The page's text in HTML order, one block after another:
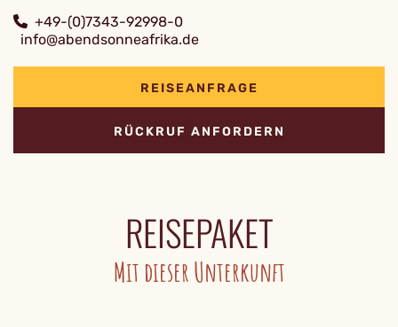
+49-(0)7343-92998-0
info@abendsonneafrika.de
REISEANFRAGE
RÜCKRUF ANFORDERN
REISEPAKET
Mit dieser Unterkunft